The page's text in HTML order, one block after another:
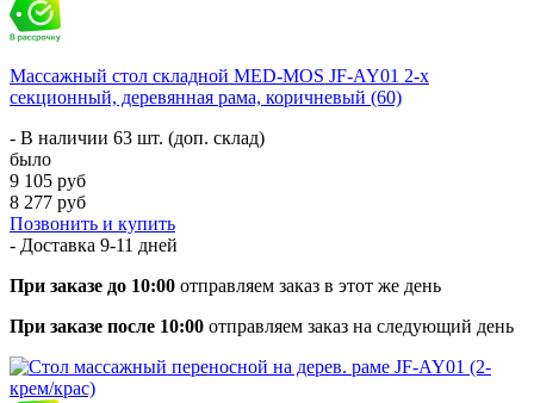
Массажный стол складной MED-MOS JF-AY01 2-х
секционный, деревянная рама, коричневый (60)
- В наличии 63 шт. (доп. склад)
было
9 105 руб
8 277 руб
Позвонить и купить
- Доставка 9-11 дней
При заказе до 10:00 отправляем заказ в этот же день
При заказе после 10:00 отправляем заказ на следующий день